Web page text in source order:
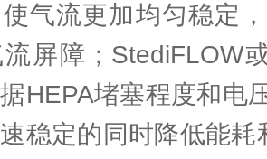
气流更加均匀稳定
屏障；StediFLOW
HEPA堵塞程度和电
稳定的同时降低能耗